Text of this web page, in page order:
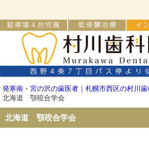
発寒南・宮の沢の歯医者｜札幌市西区の村川
北海道 顎咬合学会
北海道 顎咬合学会